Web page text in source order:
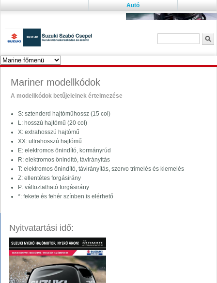
Autó
Keresés űrlap
Mariner modellkódok
A modellkódok betűjeleinek értelmezése
S: sztenderd hajtóműhossz (15 col)
L: hosszú hajtómű (20 col)
X: extrahosszú hajtómű
XX: ultrahosszú hajtómű
E: elektromos önindító, kormányrúd
R: elektromos önindító, távirányítás
T: elektromos önindító, távirányítás, szervo trimelés és kiemelés
Z: ellentétes forgásirány
P: változtatható forgásirány
*: fekete és fehér színben is elérhető
Nyitvatartási idő: